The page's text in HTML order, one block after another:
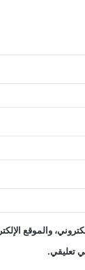
والموقع
تعليقي.